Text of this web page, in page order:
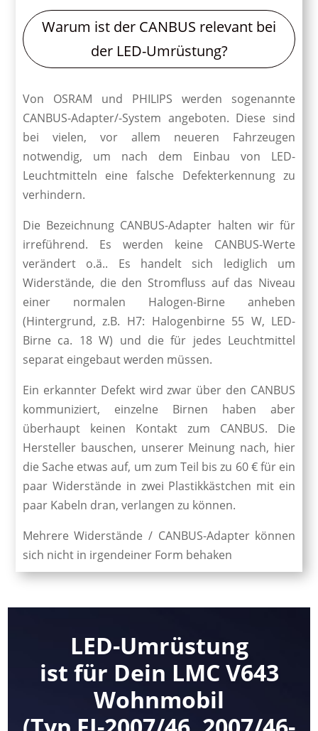
Warum ist der CANBUS relevant bei
der LED-Umrüstung?
Von OSRAM und PHILIPS werden sogenannte
CANBUS-Adapter/-System angeboten. Diese sind
bei vielen, vor allem neueren Fahrzeugen
notwendig, um nach dem Einbau von LED-
Leuchtmitteln eine falsche Defekterkennung zu
verhindern.
Die Bezeichnung CANBUS-Adapter halten wir für
irreführend. Es werden keine CANBUS-Werte
verändert o.ä.. Es handelt sich lediglich um
Widerstände, die den Stromfluss auf das Niveau
einer normalen Halogen-Birne anheben
(Hintergrund, z.B. H7: Halogenbirne 55 W, LED-
Birne ca. 18 W) und die für jedes Leuchtmittel
separat eingebaut werden müssen.
Ein erkannter Defekt wird zwar über den CANBUS
kommuniziert, einzelne Birnen haben aber
überhaupt keinen Kontakt zum CANBUS. Die
Hersteller bauschen, unserer Meinung nach, hier
die Sache etwas auf, um zum Teil bis zu 60 € für ein
paar Widerstände in zwei Plastikkästchen mit ein
paar Kabeln dran, verlangen zu können.
Mehrere Widerstände / CANBUS-Adapter können
sich nicht in irgendeiner Form behaken
LED-Umrüstung
ist für Dein LMC V643
Wohnmobil